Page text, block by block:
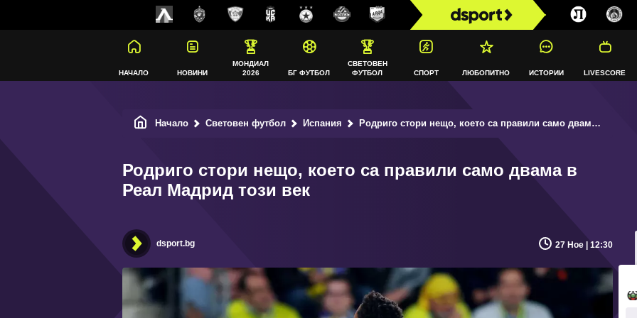
НАЧАЛО НОВИНИ
МОНДИАЛ
2026
БГ ФУТБОЛ
СВЕТОВЕН
ФУТБОЛ
СПОРТ ЛЮБОПИТНО ИСТОРИИ LIVESCORE
Начало Световен футбол Испания Родриго стори нещо, което са правили само двама в Реал Мадрид този век
Родриго стори нещо, което са правили само двама в
Реал Мадрид този век
dsport.bg 27 Ное | 12:30